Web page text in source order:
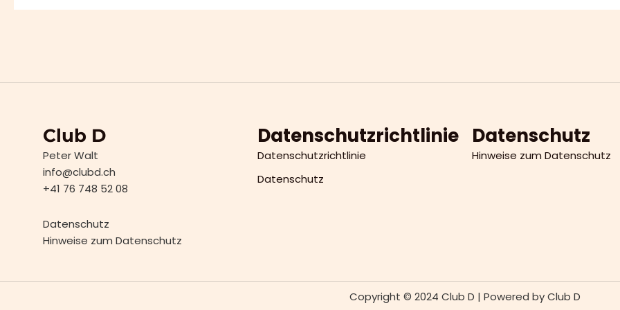
Club D
Peter Walt
info@clubd.ch
+41 76 748 52 08
Datenschutz
Hinweise zum Datenschutz
Datenschutzrichtlinie
Datenschutzrichtlinie
Datenschutz
Datenschutz
Hinweise zum Datenschutz
Copyright © 2024 Club D | Powered by Club D